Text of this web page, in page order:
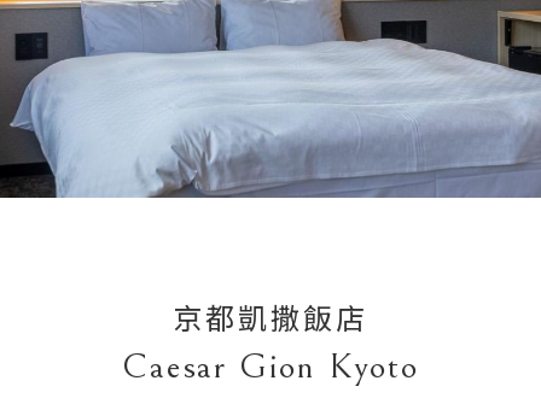
京都凱撒飯店
Caesar Gion Kyoto